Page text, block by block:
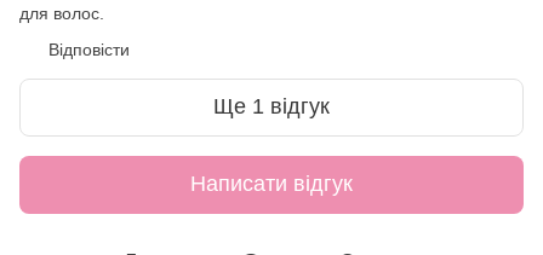
для волос.
Відповісти
Ще 1 відгук
Написати відгук